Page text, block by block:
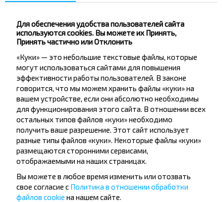
путешествовать
дешевле?
Не пропусти специальные акции, скидки и
другие интересные предложения INFOBUS.
Подпишись на получение новостей и
путешествуй с нами дешевле!
Подписаться
Для обеспечения удобства пользователей сайта
используются cookies. Вы можете их Принять,
Принять частично или Отклонить
«Куки» — это небольшие текстовые файлы, которые
могут использоваться сайтами для повышения
эффективности работы пользователей. В законе
говорится, что мы можем хранить файлы «куки» на
вашем устройстве, если они абсолютно необходимы
для функционирования этого сайта. В отношении всех
остальных типов файлов «куки» необходимо
получить ваше разрешение. Этот сайт использует
разные типы файлов «куки». Некоторые файлы «куки»
размещаются сторонними сервисами,
отображаемыми на наших страницах.
Вы можете в любое время изменить или отозвать
свое согласие с Политика в отношении обработки
файлов cookie на нашем сайте.